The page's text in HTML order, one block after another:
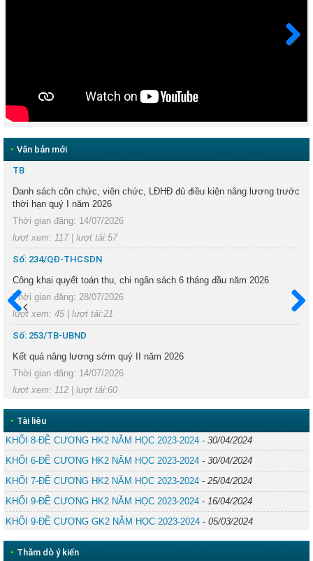
Trước
• Văn bản mới
TB
Danh sách côn chức, viên chức, LĐHĐ đủ điều kiện nâng lương trước
thời hạn quý I năm 2026
Thời gian đăng: 14/07/2026
lượt xem: 117 | lượt tải:57
Số: 234/QĐ-THCSDN
Công khai quyết toán thu, chi ngân sách 6 tháng đầu năm 2026
Thời gian đăng: 28/07/2026
lượt xem: 45 | lượt tải:21
Số: 253/TB-UBND
Kết quả nâng lương sớm quý II năm 2026
Thời gian đăng: 14/07/2026
lượt xem: 112 | lượt tải:60
• Tài liệu
KHỐI 8-ĐỀ CƯƠNG HK2 NĂM HỌC 2023-2024 - 30/04/2024
KHỐI 6-ĐỀ CƯƠNG HK2 NĂM HỌC 2023-2024 - 30/04/2024
KHỐI 7-ĐỀ CƯƠNG HK2 NĂM HỌC 2023-2024 - 25/04/2024
KHỐI 9-ĐỀ CƯƠNG HK2 NĂM HỌC 2023-2024 - 16/04/2024
KHỐI 9-ĐỀ CƯƠNG GK2 NĂM HỌC 2023-2024 - 05/03/2024
• Thăm dò ý kiến